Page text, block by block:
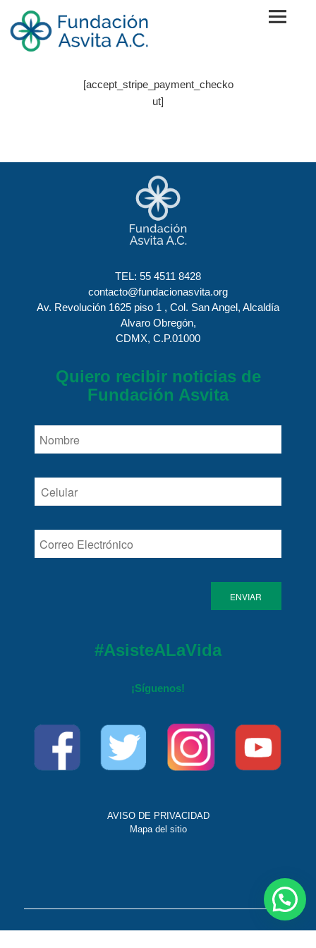
content
[accept_stripe_payment_checko
ut]
TEL: 55 4511 8428
contacto@fundacionasvita.org
Av. Revolución 1625 piso 1 , Col. San Angel, Alcaldía
Alvaro Obregón,
CDMX, C.P.01000
Quiero recibir noticias de
Fundación Asvita
#AsisteALaVida
¡Síguenos!
AVISO DE PRIVACIDAD
Mapa del sitio